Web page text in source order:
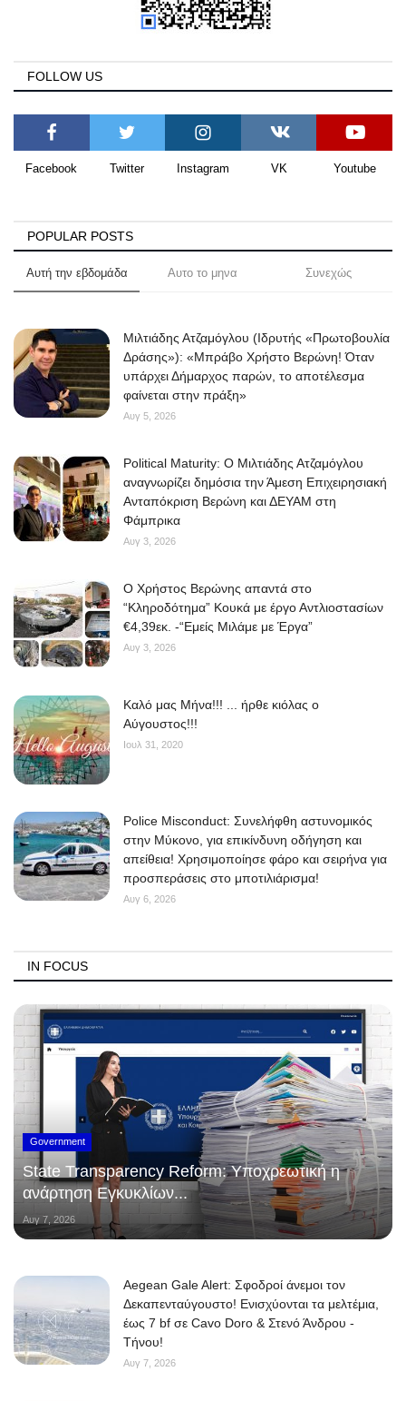
FOLLOW US
Facebook Twitter Instagram VK Youtube
POPULAR POSTS
Αυτή την εβδομάδα Αυτο το μηνα Συνεχώς
Μιλτιάδης Ατζαμόγλου (Ιδρυτής «Πρωτοβουλία
Δράσης»): «Μπράβο Χρήστο Βερώνη! Όταν
υπάρχει Δήμαρχος παρών, το αποτέλεσμα
φαίνεται στην πράξη»
Αυγ 5, 2026
Political Maturity: Ο Μιλτιάδης Ατζαμόγλου
αναγνωρίζει δημόσια την Άμεση Επιχειρησιακή
Ανταπόκριση Βερώνη και ΔΕΥΑΜ στη
Φάμπρικα
Αυγ 3, 2026
O Χρήστος Βερώνης απαντά στο
“Κληροδότημα” Κουκά με έργο Αντλιοστασίων
€4,39εκ. -“Εμείς Μιλάμε με Έργα”
Αυγ 3, 2026
Kαλό μας Μήνα!!! ... ήρθε κιόλας ο
Αύγουστος!!!
Ιουλ 31, 2020
Police Misconduct: Συνελήφθη αστυνομικός
στην Μύκονο, για επικίνδυνη οδήγηση και
απείθεια! Χρησιμοποίησε φάρο και σειρήνα για
προσπεράσεις στο μποτιλιάρισμα!
Αυγ 6, 2026
IN FOCUS
Government
State Transparency Reform: Υποχρεωτική η
ανάρτηση Εγκυκλίων...
Αυγ 7, 2026
Aegean Gale Alert: Σφοδροί άνεμοι τον
Δεκαπενταύγουστο! Ενισχύονται τα μελτέμια,
έως 7 bf σε Cavo Doro & Στενό Άνδρου -
Τήνου!
Αυγ 7, 2026